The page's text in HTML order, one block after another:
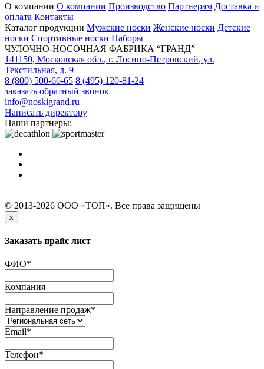
О компании О компании Производство Партнерам Доставка и
оплата Контакты
Каталог продукции Мужские носки Женские носки Детские
носки Спортивные носки Наборы
ЧУЛОЧНО-НОСОЧНАЯ ФАБРИКА “ГРАНД”
141150, Московская обл., г. Лосино-Петровский, ул.
Текстильная, д. 9
8 (800) 500-66-65 8 (495) 120-81-24
заказать обратный звонок
info@noskigrand.ru
Написать директору
Наши партнеры:
© 2013-2026 ООО «ТОП». Все права защищены
x
Заказать прайс лист
ФИО*
Компания
Направление продаж*
Email*
Телефон*